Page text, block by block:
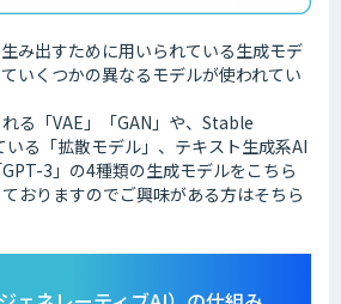
み出すために用いられている生成モデ
いくつかの異なるモデルが使われてい
る「VAE」「GAN」や、Stable
る「拡散モデル」、テキスト生成系AI
3」の4種類の生成モデルをこちら
おりますのでご興味がある方はそちら